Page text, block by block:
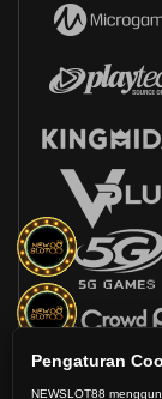
Pengaturan
NEWSLOT88